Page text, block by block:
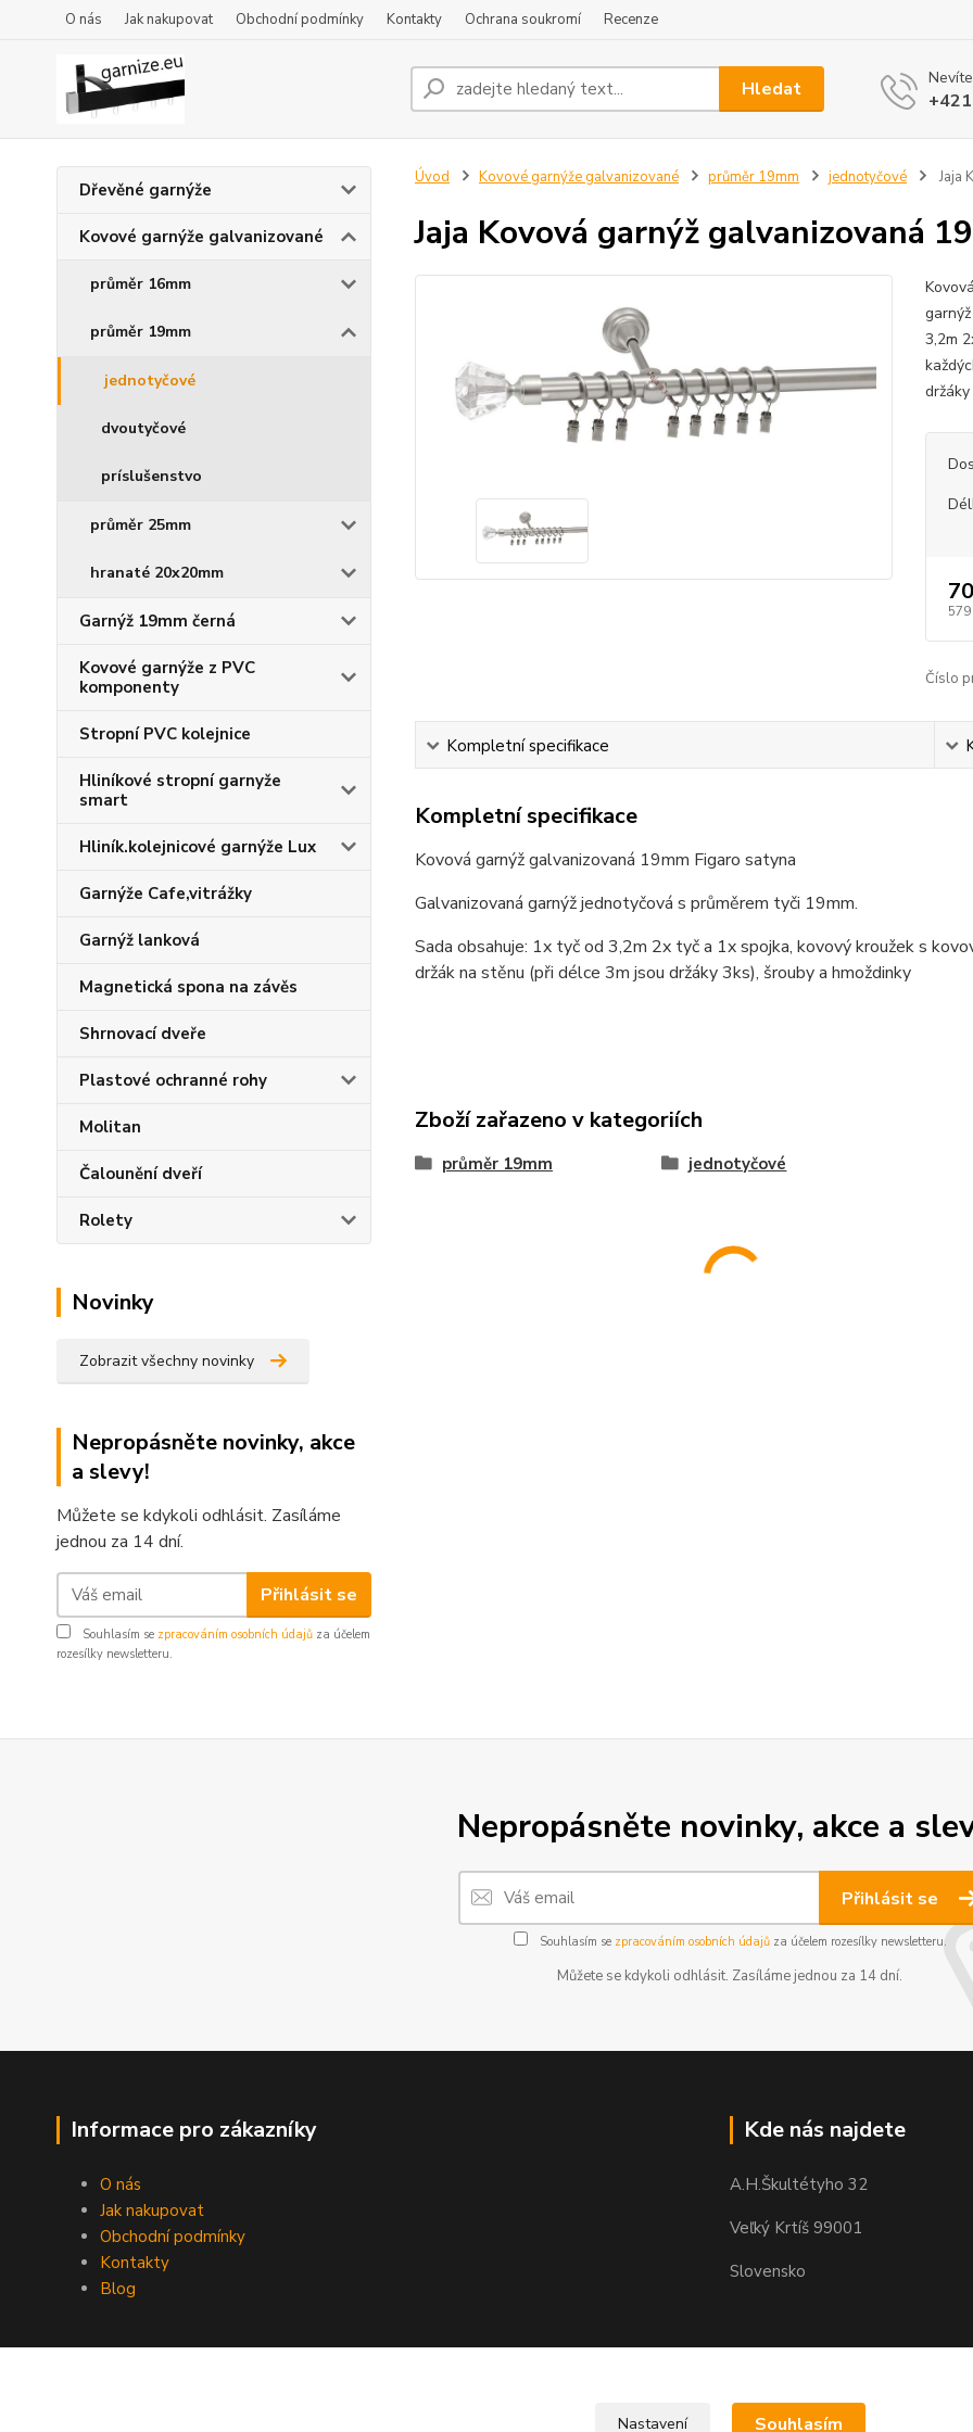
O nás Jak nakupovat Obchodní podmínky Kontakty Ochrana soukromí Recenze
Hledat
Dřevěné garnýže
Kovové garnýže galvanizované
průměr 16mm
průměr 19mm
jednotyčové
dvoutyčové
príslušenstvo
průměr 25mm
hranaté 20x20mm
Garnýž 19mm černá
Kovové garnýže z PVC
komponenty
Stropní PVC kolejnice
Hliníkové stropní garnyže
smart
Hliník.kolejnicové garnýže Lux
Garnýže Cafe,vitrážky
Garnýž lanková
Magnetická spona na závěs
Shrnovací dveře
Plastové ochranné rohy
Molitan
Čalounění dveří
Rolety
Novinky
Zobrazit všechny novinky
Nepropásněte novinky, akce
a slevy!
Můžete se kdykoli odhlásit. Zasíláme
jednou za 14 dní.
Přihlásit se
Souhlasím se zpracováním osobních údajů za účelem
rozesílky newsletteru.
Úvod Kovové garnýže galvanizované průměr 19mm jednotyčové Jaja
Jaja Kovová garnýž galvanizovaná
3,2m
579
Číslo
Kompletní specifikace
Kompletní specifikace
Kovová garnýž galvanizovaná 19mm Figaro satyna
Galvanizovaná garnýž jednotyčová s průměrem tyči 19mm.
Sada obsahuje: 1x tyč od 3,2m 2x tyč a 1x spojka, kovový kroužek s
držák na stěnu (při délce 3m jsou držáky 3ks), šrouby a hmoždinky
Zboží zařazeno v kategoriích
průměr 19mm jednotyčové
Nepropásněte novinky, akce a
Přihlásit se
Souhlasím se zpracováním osobních údajůza účelem rozesílky newsletteru.
Můžete se kdykoli odhlásit. Zasíláme jednou za 14 dní.
Informace pro zákazníky
O nás
Jak nakupovat
Obchodní podmínky
Kontakty
Blog
Kde nás najdete
A.H.Škultétyho 32
Veľký Krtíš 99001
Slovensko
Nastavení Souhlasím